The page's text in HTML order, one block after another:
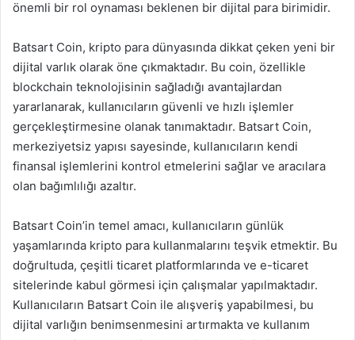
önemli bir rol oynaması beklenen bir dijital para birimidir.
Batsart Coin, kripto para dünyasında dikkat çeken yeni bir
dijital varlık olarak öne çıkmaktadır. Bu coin, özellikle
blockchain teknolojisinin sağladığı avantajlardan
yararlanarak, kullanıcıların güvenli ve hızlı işlemler
gerçekleştirmesine olanak tanımaktadır. Batsart Coin,
merkeziyetsiz yapısı sayesinde, kullanıcıların kendi
finansal işlemlerini kontrol etmelerini sağlar ve aracılara
olan bağımlılığı azaltır.
Batsart Coin’in temel amacı, kullanıcıların günlük
yaşamlarında kripto para kullanmalarını teşvik etmektir. Bu
doğrultuda, çeşitli ticaret platformlarında ve e-ticaret
sitelerinde kabul görmesi için çalışmalar yapılmaktadır.
Kullanıcıların Batsart Coin ile alışveriş yapabilmesi, bu
dijital varlığın benimsenmesini artırmakta ve kullanım